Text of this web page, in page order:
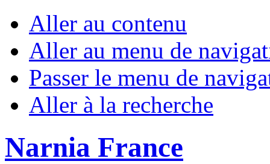
Aller au contenu
Aller au menu de
Passer le menu de
Aller à la recherche
Narnia France